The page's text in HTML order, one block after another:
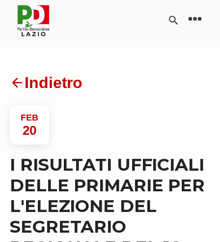
Indietro
FEB
20
I RISULTATI UFFICIALI
DELLE PRIMARIE PER
L'ELEZIONE DEL
SEGRETARIO